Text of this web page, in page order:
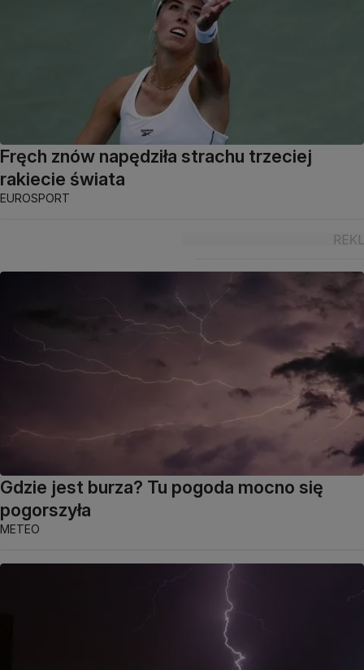
Fręch znów napędziła strachu trzeciej
rakiecie świata
EUROSPORT
Gdzie jest burza? Tu pogoda mocno się
pogorszyła
METEO